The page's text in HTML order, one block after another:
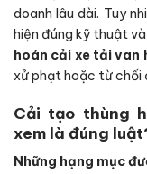
doanh lâu dài. Tuy
hiện đúng kỹ thuật
hoán cải xe tải van
xử phạt hoặc từ chối
Cải tạo thùng
xem là đúng
Những hạng mục